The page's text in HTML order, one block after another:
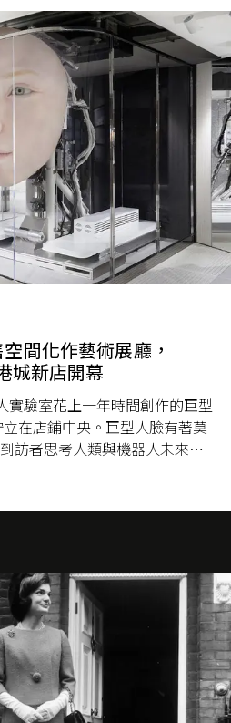
間化作藝術展廳，
城新店開幕
驗室花上一年時間創作的巨型
在店鋪中央。巨型人臉有著莫
訪者思考人類與機器人未來的